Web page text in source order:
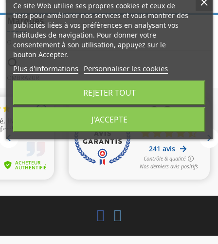
Marques
O
Ce site Web utilise ses propres cookies et ceux de
tiers pour améliorer nos services et vous montrer des
publicités liées à vos préférences en analysant vos
habitudes de navigation. Pour donner votre
consentement à son utilisation, appuyez sur le
bouton Accepter.
Plus d'informations Personnaliser les cookies
REJETER TOUT
J'ACCEPTE